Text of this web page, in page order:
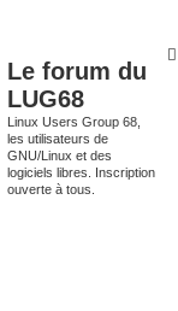
Le forum du
LUG68
Linux Users Group 68,
les utilisateurs de
GNU/Linux et des
logiciels libres. Inscription
ouverte à tous.